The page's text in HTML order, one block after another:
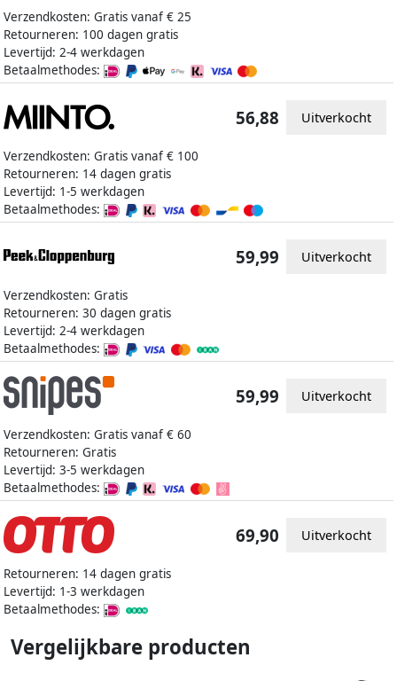
Verzendkosten: Gratis vanaf € 25
Retourneren: 100 dagen gratis
Levertijd: 2-4 werkdagen
Betaalmethodes:
Verzendkosten: Gratis vanaf € 100
Retourneren: 14 dagen gratis
Levertijd: 1-5 werkdagen
Betaalmethodes:
56,88 Uitverkocht
Verzendkosten: Gratis
Retourneren: 30 dagen gratis
Levertijd: 2-4 werkdagen
Betaalmethodes:
59,99 Uitverkocht
Verzendkosten: Gratis vanaf € 60
Retourneren: Gratis
Levertijd: 3-5 werkdagen
Betaalmethodes:
59,99 Uitverkocht
Retourneren: 14 dagen gratis
Levertijd: 1-3 werkdagen
Betaalmethodes:
69,90 Uitverkocht
Vergelijkbare producten